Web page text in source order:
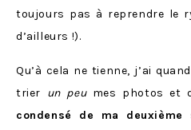
toujours pas à reprendre le
d’ailleurs !).
Qu’à cela ne tienne, j’ai
trier un peumes photos et
condensé de ma deuxième